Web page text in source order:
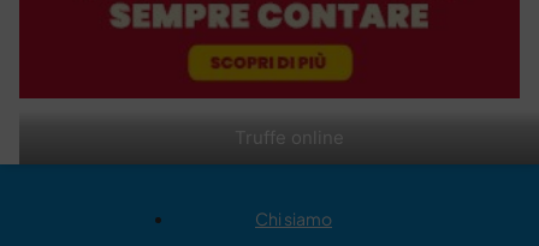
Truffe online
Chi siamo